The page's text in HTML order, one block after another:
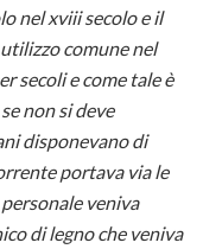
nel xviii secolo e il
comune nel
secoli e come tale è
non si deve
disponevano di
portava via le
veniva
di legno che veniva